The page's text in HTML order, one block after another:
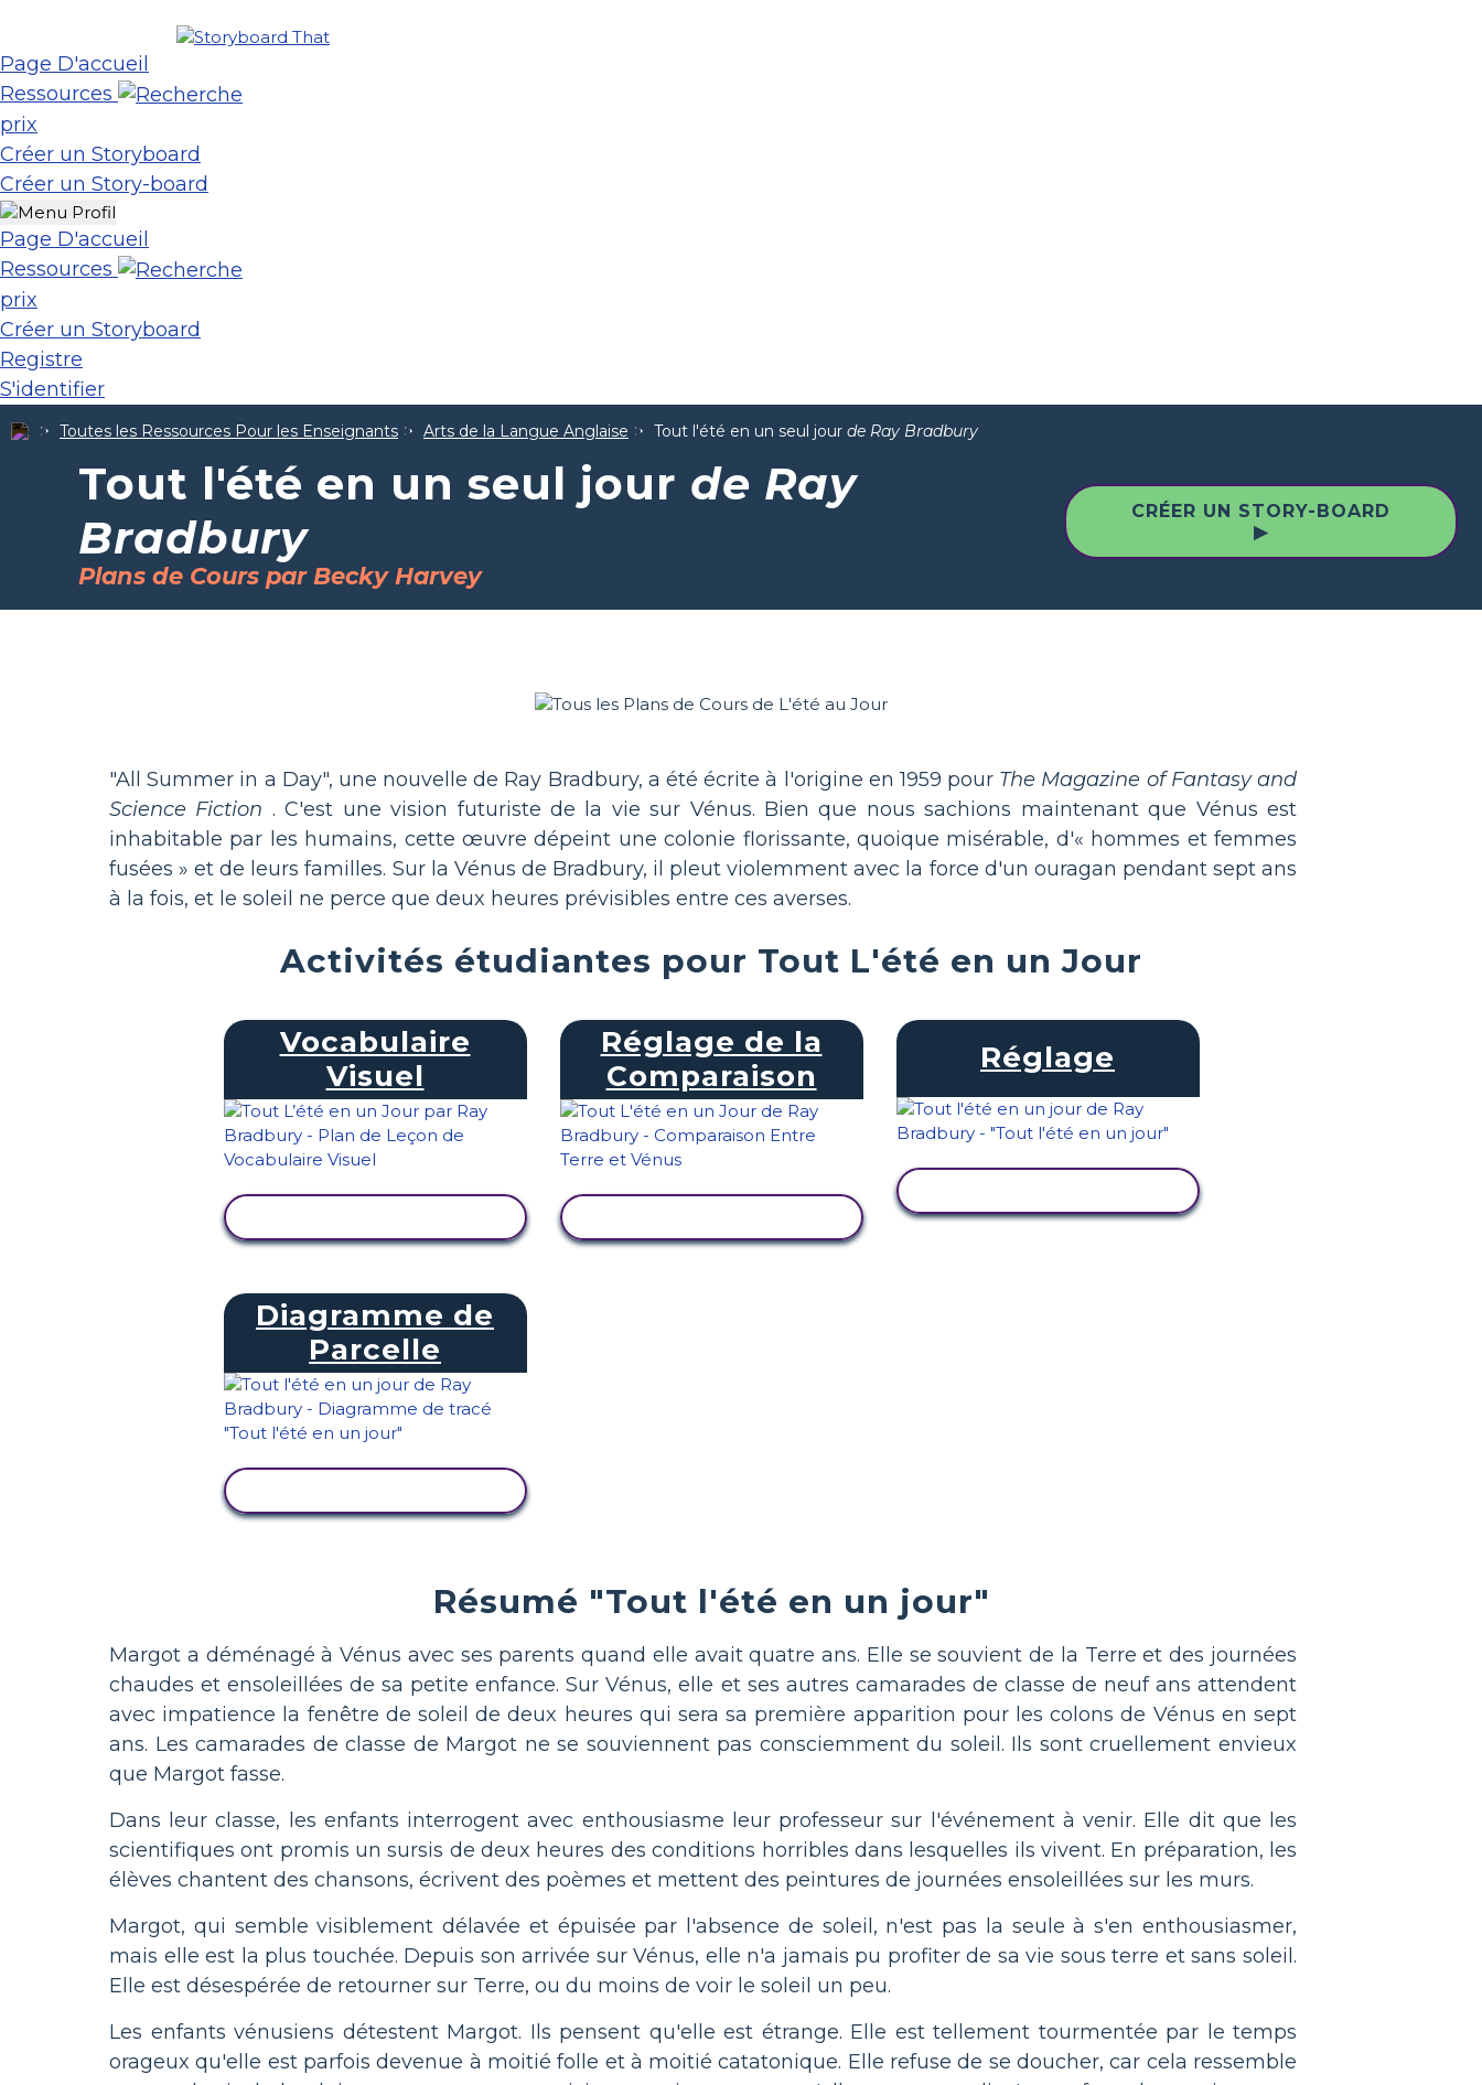
Page D'accueil
Ressources
prix
Créer un Storyboard
Créer un Story-board
Page D'accueil
Ressources
prix
Créer un Storyboard
Registre
S'identifier
Toutes les Ressources Pour les Enseignants Arts de la Langue Anglaise Tout l'été en un seul jour de Ray Bradbury
Tout l'été en un seul jour de Ray
Bradbury
Plans de Cours par Becky Harvey
CRÉER UN STORY-BOARD
▶
"All Summer in a Day", une nouvelle de Ray Bradbury, a été écrite à l'origine en 1959 pour The Magazine of Fantasy and
Science Fiction . C'est une vision futuriste de la vie sur Vénus. Bien que nous sachions maintenant que Vénus est
inhabitable par les humains, cette œuvre dépeint une colonie florissante, quoique misérable, d'« hommes et femmes
fusées » et de leurs familles. Sur la Vénus de Bradbury, il pleut violemment avec la force d'un ouragan pendant sept ans
à la fois, et le soleil ne perce que deux heures prévisibles entre ces averses.
Activités étudiantes pour Tout L'été en un Jour
Vocabulaire
Visuel
Réglage de la
Comparaison
Réglage
Diagramme de
Parcelle
Résumé "Tout l'été en un jour"
Margot a déménagé à Vénus avec ses parents quand elle avait quatre ans. Elle se souvient de la Terre et des journées
chaudes et ensoleillées de sa petite enfance. Sur Vénus, elle et ses autres camarades de classe de neuf ans attendent
avec impatience la fenêtre de soleil de deux heures qui sera sa première apparition pour les colons de Vénus en sept
ans. Les camarades de classe de Margot ne se souviennent pas consciemment du soleil. Ils sont cruellement envieux
que Margot fasse.
Dans leur classe, les enfants interrogent avec enthousiasme leur professeur sur l'événement à venir. Elle dit que les
scientifiques ont promis un sursis de deux heures des conditions horribles dans lesquelles ils vivent. En préparation, les
élèves chantent des chansons, écrivent des poèmes et mettent des peintures de journées ensoleillées sur les murs.
Margot, qui semble visiblement délavée et épuisée par l'absence de soleil, n'est pas la seule à s'en enthousiasmer,
mais elle est la plus touchée. Depuis son arrivée sur Vénus, elle n'a jamais pu profiter de sa vie sous terre et sans soleil.
Elle est désespérée de retourner sur Terre, ou du moins de voir le soleil un peu.
Les enfants vénusiens détestent Margot. Ils pensent qu'elle est étrange. Elle est tellement tourmentée par le temps
orageux qu'elle est parfois devenue à moitié folle et à moitié catatonique. Elle refuse de se doucher, car cela ressemble